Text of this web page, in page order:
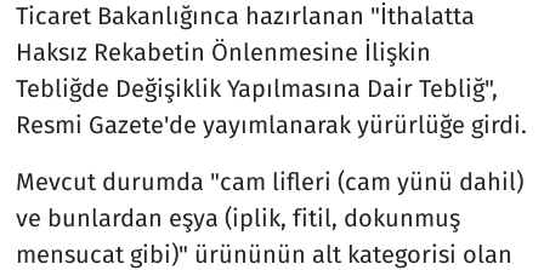
Ticaret Bakanlığınca hazırlanan "İthalatta
Haksız Rekabetin Önlenmesine İlişkin
Tebliğde Değişiklik Yapılmasına Dair Tebliğ",
Resmi Gazete'de yayımlanarak yürürlüğe girdi.
Mevcut durumda "cam lifleri (cam yünü dahil)
ve bunlardan eşya (iplik, fitil, dokunmuş
mensucat gibi)" ürününün alt kategorisi olan